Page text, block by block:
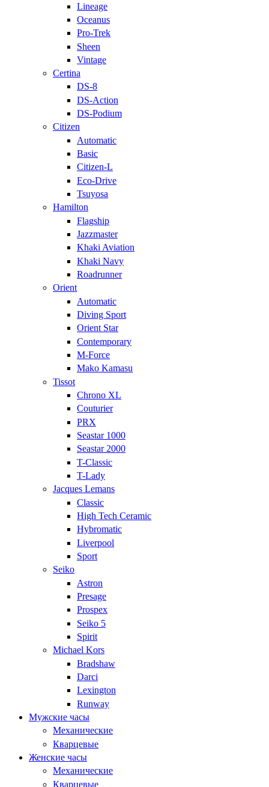
Lineage
Oceanus
Pro-Trek
Sheen
Vintage
Certina
DS-8
DS-Action
DS-Podium
Citizen
Automatic
Basic
Citizen-L
Eco-Drive
Tsuyosa
Hamilton
Flagship
Jazzmaster
Khaki Aviation
Khaki Navy
Roadrunner
Orient
Automatic
Diving Sport
Orient Star
Contemporary
M-Force
Mako Kamasu
Tissot
Chrono XL
Couturier
PRX
Seastar 1000
Seastar 2000
T-Classic
T-Lady
Jacques Lemans
Classic
High Tech Ceramic
Hybromatic
Liverpool
Sport
Seiko
Astron
Presage
Prospex
Seiko 5
Spirit
Michael Kors
Bradshaw
Darci
Lexington
Runway
Мужские часы
Механические
Кварцевые
Женские часы
Механические
Кварцевые